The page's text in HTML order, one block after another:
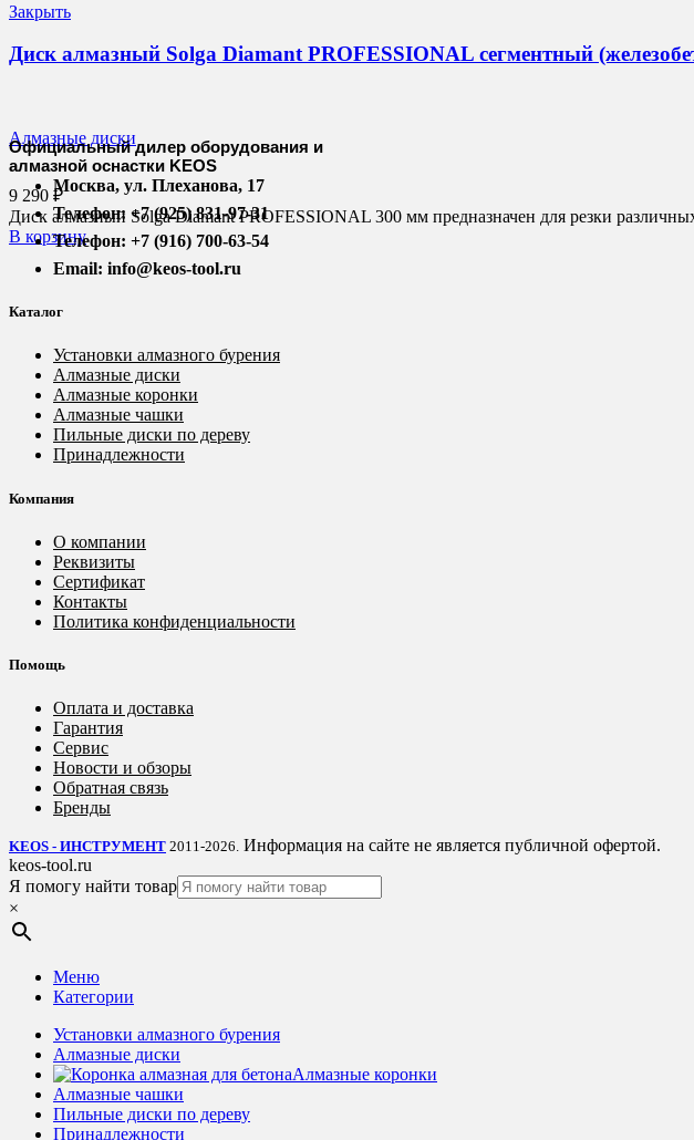
Закрыть
Диск алмазный Solga Diamant PROFESSIONAL сегментный
Алмазные диски
9 290 ₽
Диск алмазный Solga Diamant PROFESSIONAL 300 мм предназначен для резки
В корзину
Официальный дилер оборудования и
алмазной оснастки KEOS
Москва, ул. Плеханова, 17
Телефон: +7 (925) 831-97-31
Телефон: +7 (916) 700-63-54
Email: info@keos-tool.ru
Каталог
Установки алмазного бурения
Алмазные диски
Алмазные коронки
Алмазные чашки
Пильные диски по дереву
Принадлежности
Компания
О компании
Реквизиты
Сертификат
Контакты
Политика конфиденциальности
Помощь
Оплата и доставка
Гарантия
Сервис
Новости и обзоры
Обратная связь
Бренды
KEOS - ИНСТРУМЕНТ 2011-2026. Информация на сайте не является публичной офертой.
keos-tool.ru
Я помогу найти товар
×
Меню
Категории
Установки алмазного бурения
Алмазные диски
Алмазные коронки
Алмазные чашки
Пильные диски по дереву
Принадлежности